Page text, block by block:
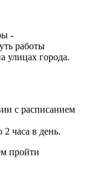
-
работы
улицах города.
с расписанием
часа в день.
пройти